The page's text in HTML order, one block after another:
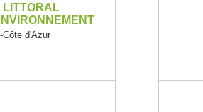
LITTORAL
Côte d'Azur